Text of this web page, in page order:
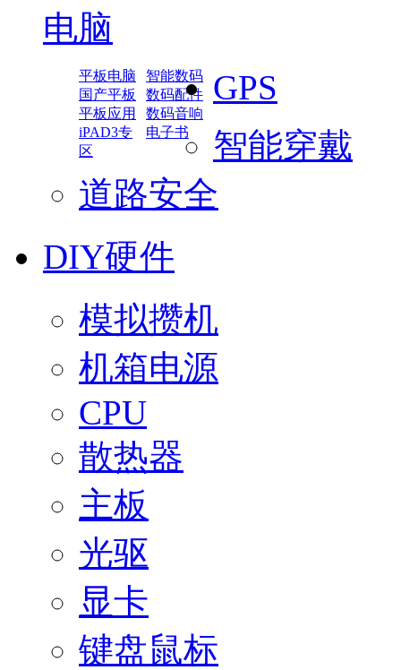
电脑
平板电脑
智能数码
国产平板
数码配件
平板应用
数码音响
iPAD3专
区
电子书
GPS
智能穿戴
道路安全
DIY硬件
模拟攒机
机箱电源
CPU
散热器
主板
光驱
显卡
键盘鼠标